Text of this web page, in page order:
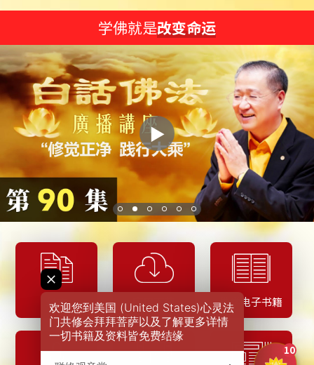
学佛就是改变命运
▶
经文 应用下载 佛学电子书籍
欢迎您到美国 (United States)心灵法
门共修会拜拜菩萨以及了解更多详情
一切书籍及资料皆免费结缘
10